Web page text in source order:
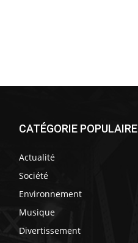
CATÉGORIE POPULAIRE
Actualité
Société
Environnement
Musique
Divertissement